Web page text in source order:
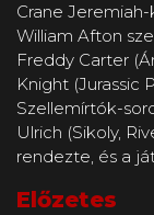
Crane
William Afton
Freddy Carter
Knight (Jurassic
Szellemírtók-
Ulrich (Sikoly,
rendezte, és a
Előzetes